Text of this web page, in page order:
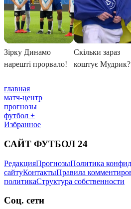
главная
матч-центр
прогнозы
футбол +
Избранное
САЙТ ФУТБОЛ 24
РедакцияПрогнозыПолитика
сайтуКонтактыПравила
политикаСтруктура собственности
Соц. сети